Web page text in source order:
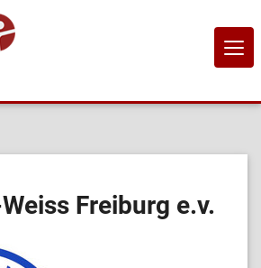
Freiburg e.v.